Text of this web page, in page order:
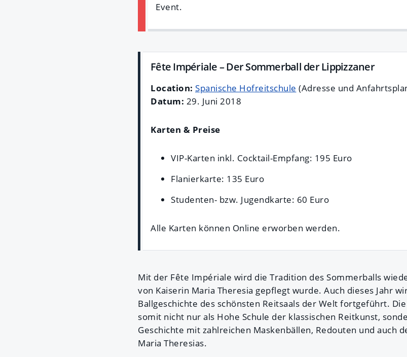
Event.
Fête Impériale – Der Sommerball der Lippizzaner
Location: Spanische Hofreitschule (Adresse und
Datum: 29. Juni 2018
Karten & Preise
VIP-Karten inkl. Cocktail-Empfang: 195 Euro
Flanierkarte: 135 Euro
Studenten- bzw. Jugendkarte: 60 Euro
Alle Karten können Online erworben werden.
Mit der Fête Impériale wird die Tradition des Sommerballs
von Kaiserin Maria Theresia gepflegt wurde. Auch dieses Jahr
Ballgeschichte des schönsten Reitsaals der Welt fortgeführt.
somit nicht nur als Hohe Schule der klassischen Reitkunst,
Geschichte mit zahlreichen Maskenbällen, Redouten und auch
Maria Theresias.